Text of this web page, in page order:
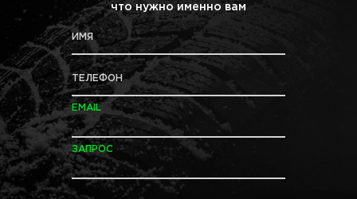
что нужно именно вам
ИМЯ
ТЕЛЕФОН
EMAIL
ЗАПРОС